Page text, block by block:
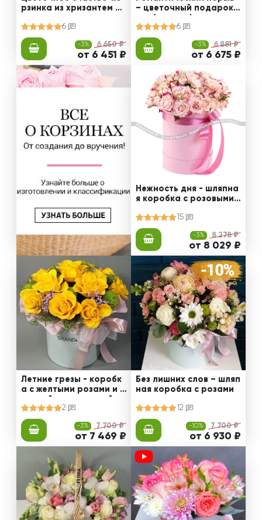
рзинка из хризантем и
6
-3% 6 650 ₽
от 6 451 ₽
– цветочный подарок с
6
-3% 6 881 ₽
от 6 675 ₽
Нежность дня - шляпна
я коробка с розовыми к
15
-3% 8 278 ₽
от 8 029 ₽
Летние грезы - коробк
а с желтыми розами и з
2
-3% 7 700 ₽
от 7 469 ₽
Без лишних слов – шляп
ная коробка с розами
12
-10% 7 700 ₽
от 6 930 ₽